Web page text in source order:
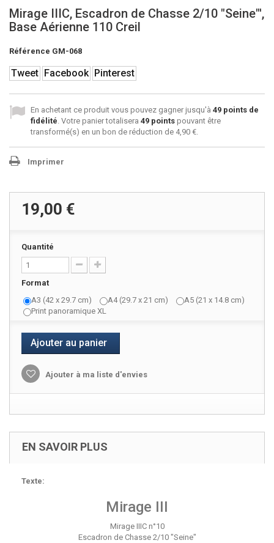
Mirage IIIC, Escadron de Chasse 2/10 "Seine"',
Base Aérienne 110 Creil
Référence GM-068
Tweet Facebook Pinterest
En achetant ce produit vous pouvez gagner jusqu'à 49 points de
fidélité. Votre panier totalisera 49 points pouvant être
transformé(s) en un bon de réduction de 4,90 €.
Imprimer
19,00 €
Quantité
Format
A3 (42 x 29.7 cm)
A4 (29.7 x 21 cm)
A5 (21 x 14.8 cm)
Print panoramique XL
Ajouter au panier
Ajouter à ma liste d'envies
EN SAVOIR PLUS
Texte:
Mirage III
Mirage IIIC n°10
Escadron de Chasse 2/10 "Seine"